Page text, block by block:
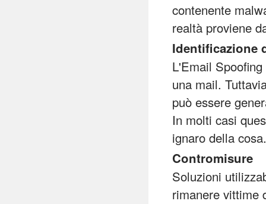
contenente
realtà proviene
Identificazione
L'Email
una mail.
può essere
In molti casi
ignaro della cosa.
Contromisure
Soluzioni
rimanere vittime